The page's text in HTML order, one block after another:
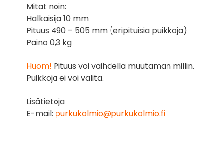
Mitat noin:
Halkaisija 10 mm
Pituus 490 – 505 mm (eripituisia puikkoja)
Paino 0,3 kg
Huom! Pituus voi vaihdella muutaman millin.
Puikkoja ei voi valita.
Lisätietoja
E-mail: purkukolmio@purkukolmio.fi